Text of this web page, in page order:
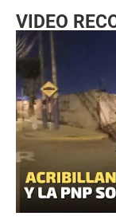
VIDEO